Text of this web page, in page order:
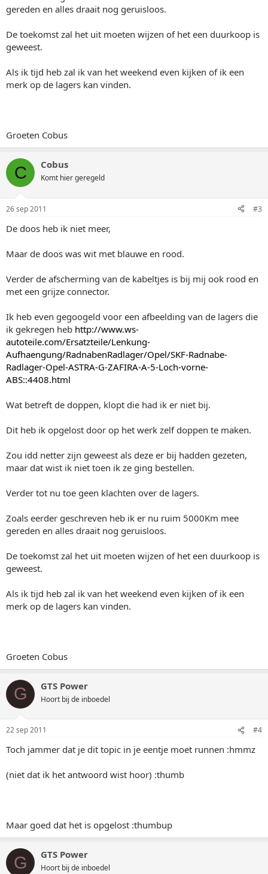
gereden en alles draait nog geruisloos.
De toekomst zal het uit moeten wijzen of het een duurkoop is
geweest.
Als ik tijd heb zal ik van het weekend even kijken of ik een
merk op de lagers kan vinden.
Groeten Cobus
C Cobus
Komt hier geregeld
26 sep 2011 #3
De doos heb ik niet meer,
Maar de doos was wit met blauwe en rood.
Verder de afscherming van de kabeltjes is bij mij ook rood en
met een grijze connector.
Ik heb even gegoogeld voor een afbeelding van de lagers die
ik gekregen heb http://www.ws-
autoteile.com/Ersatzteile/Lenkung-
Aufhaengung/RadnabenRadlager/Opel/SKF-Radnabe-
Radlager-Opel-ASTRA-G-ZAFIRA-A-5-Loch-vorne-
ABS::4408.html
Wat betreft de doppen, klopt die had ik er niet bij.
Dit heb ik opgelost door op het werk zelf doppen te maken.
Zou idd netter zijn geweest als deze er bij hadden gezeten,
maar dat wist ik niet toen ik ze ging bestellen.
Verder tot nu toe geen klachten over de lagers.
Zoals eerder geschreven heb ik er nu ruim 5000Km mee
gereden en alles draait nog geruisloos.
De toekomst zal het uit moeten wijzen of het een duurkoop is
geweest.
Als ik tijd heb zal ik van het weekend even kijken of ik een
merk op de lagers kan vinden.
Groeten Cobus
G GTS Power
Hoort bij de inboedel
22 sep 2011 #4
Toch jammer dat je dit topic in je eentje moet runnen :hmmz
(niet dat ik het antwoord wist hoor) :thumb
Maar goed dat het is opgelost :thumbup
G GTS Power
Hoort bij de inboedel